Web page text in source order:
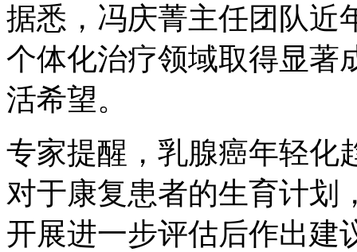
据悉，冯庆菁主任团队近
个体化治疗领域取得显著
活希望。
专家提醒，乳腺癌年轻化
对于康复患者的生育计划
开展进一步评估后作出建